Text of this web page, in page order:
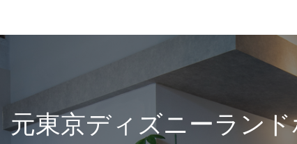
元東京ディズニーラン